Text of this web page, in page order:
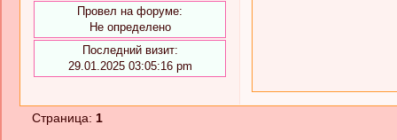
Провел на форуме:
Не определено
Последний визит:
29.01.2025 03:05:16 pm
Страница:1